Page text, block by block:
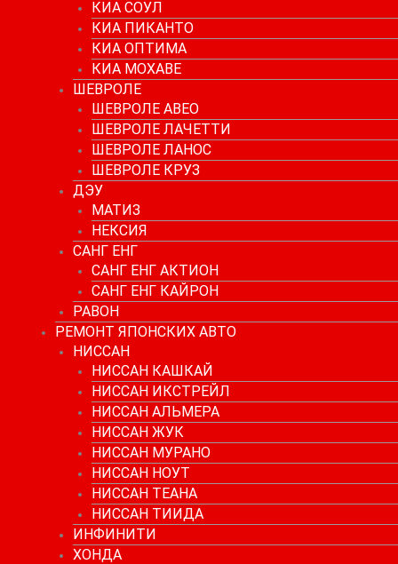
КИА СОУЛ
КИА ПИКАНТО
КИА ОПТИМА
КИА МОХАВЕ
ШЕВРОЛЕ
ШЕВРОЛЕ АВЕО
ШЕВРОЛЕ ЛАЧЕТТИ
ШЕВРОЛЕ ЛАНОС
ШЕВРОЛЕ КРУЗ
ДЭУ
МАТИЗ
НЕКСИЯ
САНГ ЕНГ
САНГ ЕНГ АКТИОН
САНГ ЕНГ КАЙРОН
РАВОН
РЕМОНТ ЯПОНСКИХ АВТО
НИССАН
НИССАН КАШКАЙ
НИССАН ИКСТРЕЙЛ
НИССАН АЛЬМЕРА
НИССАН ЖУК
НИССАН МУРАНО
НИССАН НОУТ
НИССАН ТЕАНА
НИССАН ТИИДА
ИНФИНИТИ
ХОНДА